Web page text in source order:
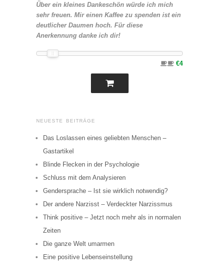
Über ein kleines Dankeschön würde ich mich
sehr freuen. Mir einen Kaffee zu spenden ist ein
deutlicher Daumen hoch. Für diese
Anerkennung danke ich dir!
€4
NEUESTE BEITRÄGE
Das Loslassen eines geliebten Menschen –
Gastartikel
Blinde Flecken in der Psychologie
Schluss mit dem Analysieren
Gendersprache – Ist sie wirklich notwendig?
Der andere Narzisst – Verdeckter Narzissmus
Think positive – Jetzt noch mehr als in normalen
Zeiten
Die ganze Welt umarmen
Eine positive Lebenseinstellung